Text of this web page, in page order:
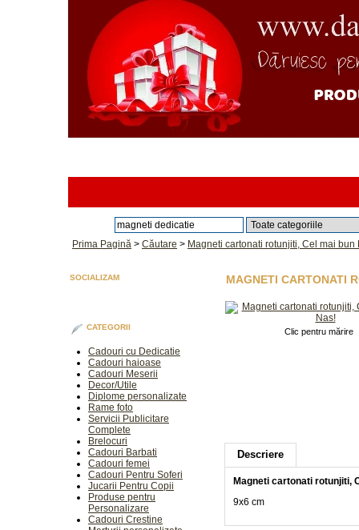
Prima Pagină > Căutare > Magneti cartonati rotunjiti, Cel mai bun
SOCIALIZAM
CATEGORII
Cadouri cu Dedicatie
Cadouri haioase
Cadouri Meserii
Decor/Utile
Diplome personalizate
Rame foto
Servicii Publicitare
Complete
Brelocuri
Cadouri Barbati
Cadouri femei
Cadouri Pentru Soferi
Jucarii Pentru Copii
Produse pentru
Personalizare
Cadouri Crestine
MAGNETI CARTONATI
Clic pentru mărire
Descriere
Magneti cartonati rotunjiti,
9x6 cm